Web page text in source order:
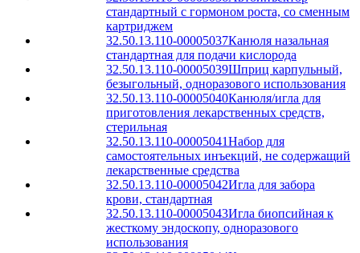
стандартный с гормоном роста, со сменным
картриджем
32.50.13.110-00005037Канюля назальная
стандартная для подачи кислорода
32.50.13.110-00005039Шприц карпульный,
безыгольный, одноразового использования
32.50.13.110-00005040Канюля/игла для
приготовления лекарственных средств,
стерильная
32.50.13.110-00005041Набор для
самостоятельных инъекций, не содержащий
лекарственные средства
32.50.13.110-00005042Игла для забора
крови, стандартная
32.50.13.110-00005043Игла биопсийная к
жесткому эндоскопу, одноразового
использования